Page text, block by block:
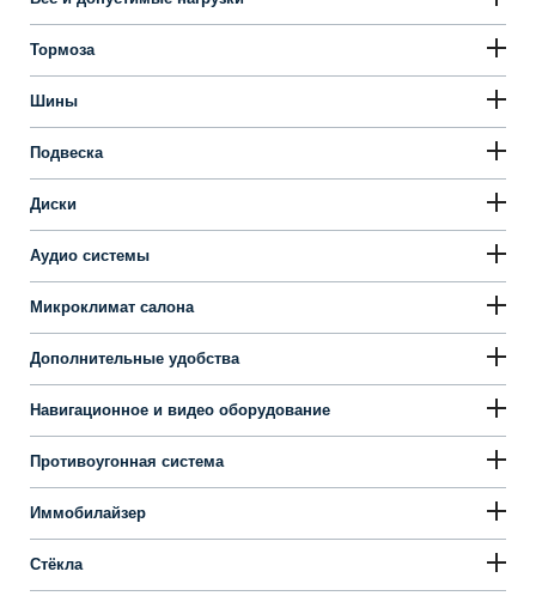
Тормоза
Шины
Подвеска
Диски
Аудио системы
Микроклимат салона
Дополнительные удобства
Навигационное и видео оборудование
Противоугонная система
Иммобилайзер
Стёкла